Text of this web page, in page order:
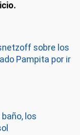
sobre los
Pampita por ir
los